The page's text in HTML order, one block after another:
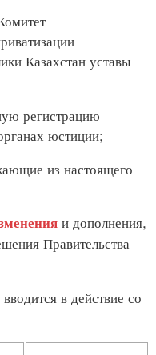
Казахстан уставы
регистрацию
юстиции;
из настоящего
и дополнения,
Правительства
в действие со